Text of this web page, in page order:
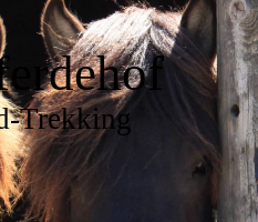
Trekking